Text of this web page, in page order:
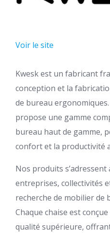
Voir le site
Kwesk est un fabricant
conception et la
de bureau
propose une gamme
bureau haut de gamme,
confort et la productivité
Nos produits
entreprises, collectivités
recherche de mobilier de
Chaque chaise est
qualité supérieure,